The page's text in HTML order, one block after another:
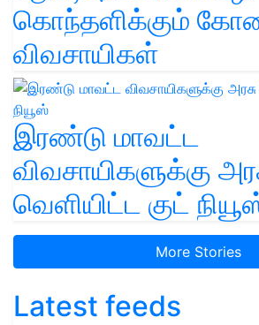
கொந்தளிக்கும்
விவசாயிகள்
இரண்டு மாவட்ட
விவசாயிகளுக்கு
வெளியிட்ட குட்
More Stories
Latest feeds